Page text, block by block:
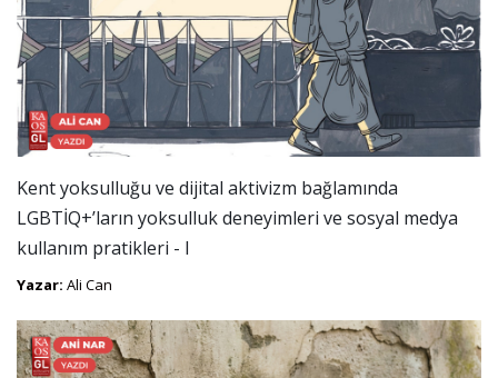
Kent yoksulluğu ve dijital aktivizm bağlamında
LGBTİQ+’ların yoksulluk deneyimleri ve sosyal medya
kullanım pratikleri - I
Yazar: Ali Can